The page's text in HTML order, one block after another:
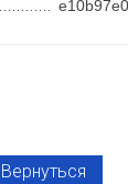
Вернуться